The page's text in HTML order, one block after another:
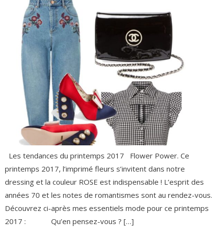
Les tendances du printemps 2017 Flower Power. Ce
printemps 2017, l’imprimé fleurs s’invitent dans notre
dressing et la couleur ROSE est indispensable ! L’esprit des
années 70 et les notes de romantismes sont au rendez-vous.
Découvrez ci-après mes essentiels mode pour ce printemps
2017 : Qu’en pensez-vous ? […]